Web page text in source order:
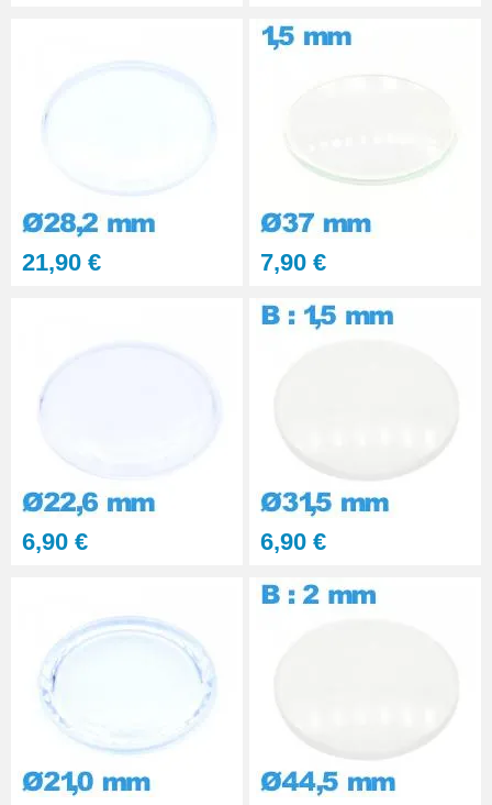
21,90 € 7,90 €
6,90 € 6,90 €